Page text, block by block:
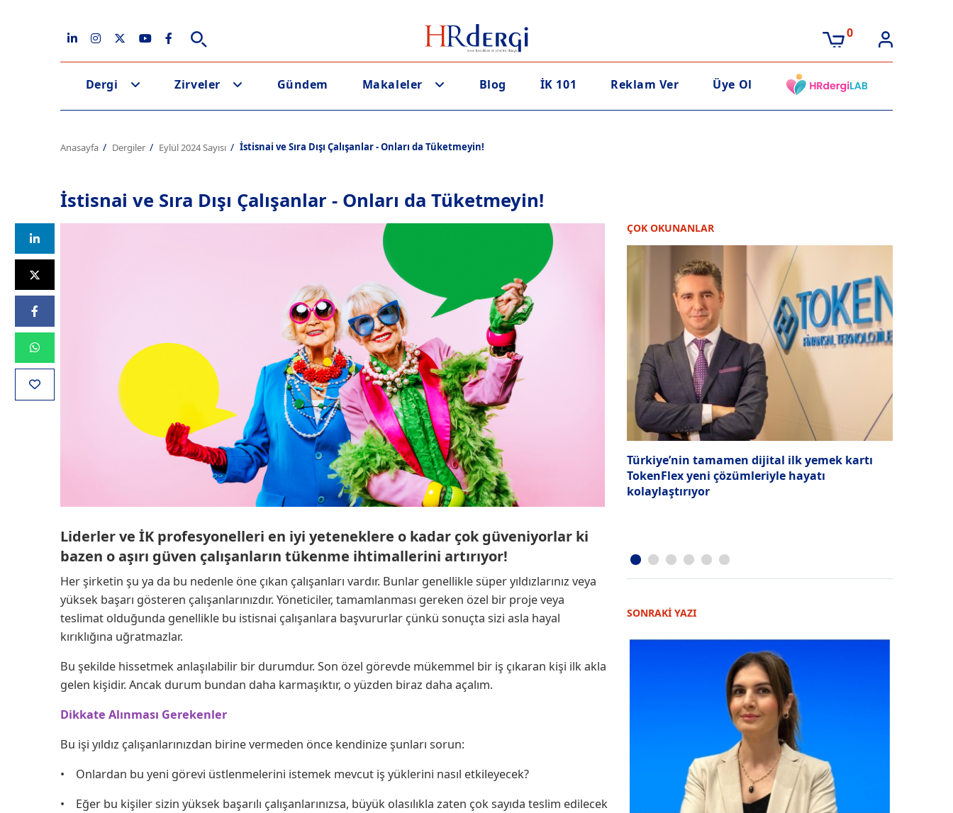
0
Dergi Zirveler Gündem Makaleler Blog İK 101 Reklam Ver Üye Ol
Anasayfa Dergiler Eylül 2024 Sayısı İstisnai ve Sıra Dışı Çalışanlar - Onları da Tüketmeyin!
İstisnai ve Sıra Dışı Çalışanlar - Onları da Tüketmeyin!
Liderler ve İK profesyonelleri en iyi yeteneklere o kadar çok güveniyorlar ki
bazen o aşırı güven çalışanların tükenme ihtimallerini artırıyor!
Her şirketin şu ya da bu nedenle öne çıkan çalışanları vardır. Bunlar genellikle süper yıldızlarınız veya
yüksek başarı gösteren çalışanlarınızdır. Yöneticiler, tamamlanması gereken özel bir proje veya
teslimat olduğunda genellikle bu istisnai çalışanlara başvururlar çünkü sonuçta sizi asla hayal
kırıklığına uğratmazlar.
Bu şekilde hissetmek anlaşılabilir bir durumdur. Son özel görevde mükemmel bir iş çıkaran kişi ilk akla
gelen kişidir. Ancak durum bundan daha karmaşıktır, o yüzden biraz daha açalım.
Dikkate Alınması Gerekenler
Bu işi yıldız çalışanlarınızdan birine vermeden önce kendinize şunları sorun:
• Onlardan bu yeni görevi üstlenmelerini istemek mevcut iş yüklerini nasıl etkileyecek?
• Eğer bu kişiler sizin yüksek başarılı çalışanlarınızsa, büyük olasılıkla zaten çok sayıda teslim edilecek
ÇOK OKUNANLAR
Türkiye’nin tamamen dijital ilk yemek kartı
TokenFlex yeni çözümleriyle hayatı
kolaylaştırıyor
SONRAKİ YAZI